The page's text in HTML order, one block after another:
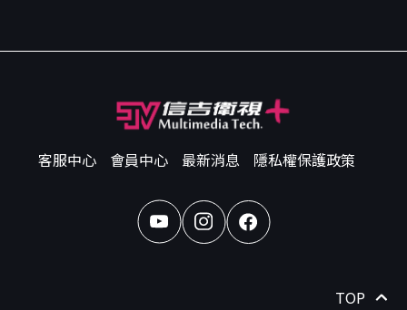
客服中心 會員中心 最新消息 隱私權保護政策
TOP